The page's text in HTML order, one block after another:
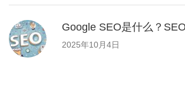
Google SEO是什么？
2025年10月4日